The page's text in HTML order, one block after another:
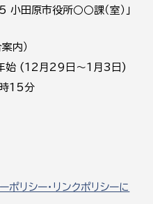
田原市役所○○課（室）」
内）
年始 (12月29日～1月3日)
15分
ポリシー・リンクポリシーに